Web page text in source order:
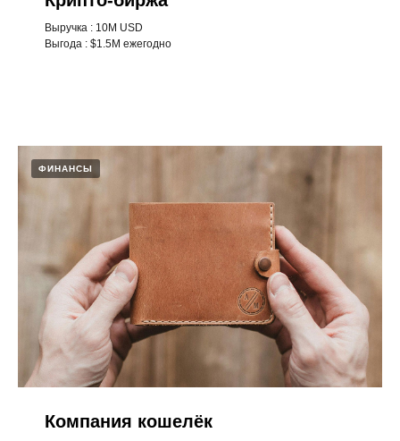
Выручка : 10M USD
Выгода : $1.5M ежегодно
ФИНАНСЫ
Компания кошелёк